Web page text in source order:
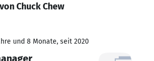
Chuck Chew
und 8 Monate, seit 2020